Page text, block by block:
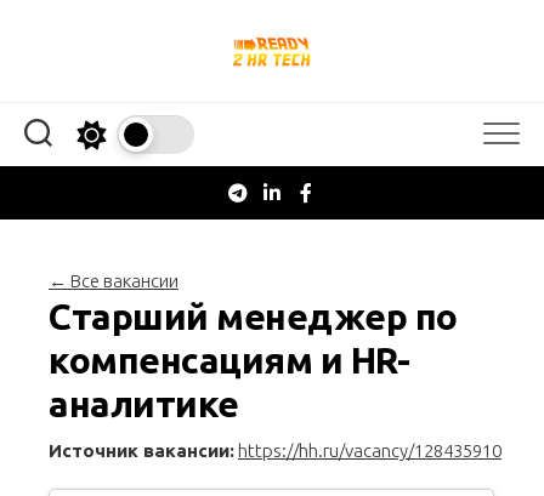
← Все вакансии
Старший менеджер по
компенсациям и HR-
аналитике
Источник вакансии: https://hh.ru/vacancy/128435910